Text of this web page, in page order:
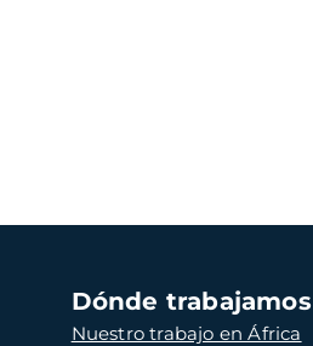
Dónde trabajamos
Nuestro trabajo en África